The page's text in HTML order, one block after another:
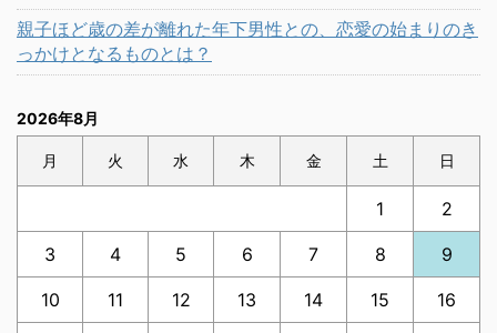
親子ほど歳の差が離れた年下男性との、恋愛の始まりのき
っかけとなるものとは？
2026年8月
月 火 水 木 金 土 日
1 2
3 4 5 6 7 8 9
10 11 12 13 14 15 16